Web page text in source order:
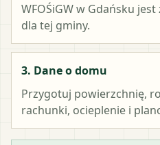
WFOŚiGW w Gdańsku jest
dla tej gminy.
3. Dane o domu
Przygotuj powierzchnię,
rachunki, ocieplenie i